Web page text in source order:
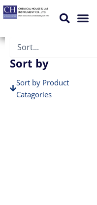
Skip
to
content
Sort by
Sort by Product
Catagories